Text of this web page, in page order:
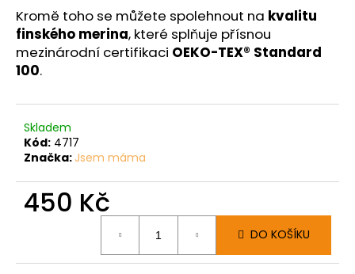
Kromě toho se můžete spolehnout na kvalitu
finského merina, které splňuje přísnou
mezinárodní certifikaci OEKO-TEX® Standard
100.
Skladem
Kód: 4717
Značka: Jsem máma
450 Kč
DO KOŠÍKU